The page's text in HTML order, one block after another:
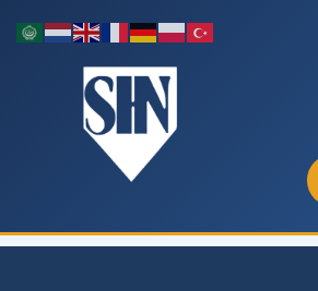
naar